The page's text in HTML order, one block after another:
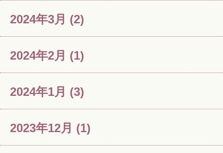
2024年3月 (2)
2024年2月 (1)
2024年1月 (3)
2023年12月 (1)